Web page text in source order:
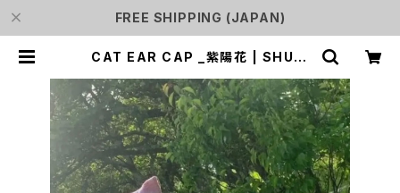
FREE SHIPPING (JAPAN)
CAT EAR CAP _紫陽花 | SHURi